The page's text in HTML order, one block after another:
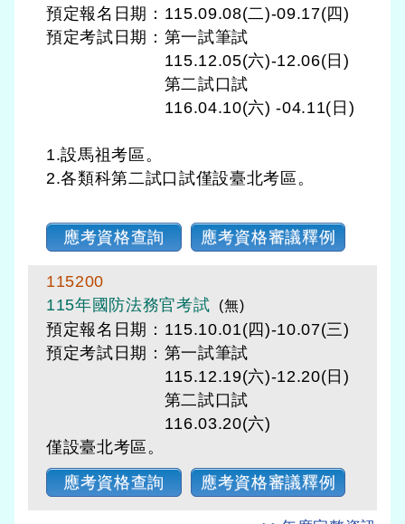
預定報名日期：115.09.08(二)-09.17(四)
預定考試日期： 第一試筆試
115.12.05(六)-12.06(日)
第二試口試
116.04.10(六) -04.11(日)
1.設馬祖考區。
2.各類科第二試口試僅設臺北考區。
應考資格查詢 應考資格審議釋例
115200
115年國防法務官考試
(無)
預定報名日期：115.10.01(四)-10.07(三)
預定考試日期： 第一試筆試
115.12.19(六)-12.20(日)
第二試口試
116.03.20(六)
僅設臺北考區。
應考資格查詢
應考資格審議釋例